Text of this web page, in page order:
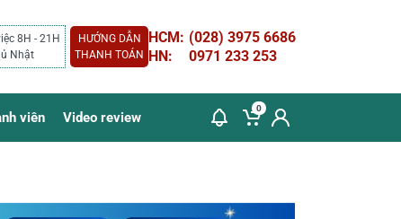
8H - 21H
Nhật
HƯỚNG DẪN
THANH TOÁN
HCM: (028) 3975 6686
HN:
0971 233 253
viên Video review
0